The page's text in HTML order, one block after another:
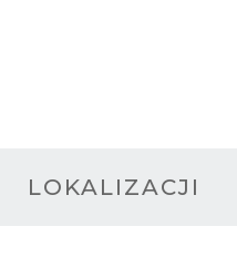
LOKALIZACJI